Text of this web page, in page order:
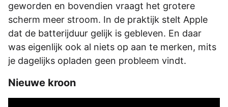
geworden en bovendien vraagt het grotere
scherm meer stroom. In de praktijk stelt Apple
dat de batterijduur gelijk is gebleven. En daar
was eigenlijk ook al niets op aan te merken, mits
je dagelijks opladen geen probleem vindt.
Nieuwe kroon